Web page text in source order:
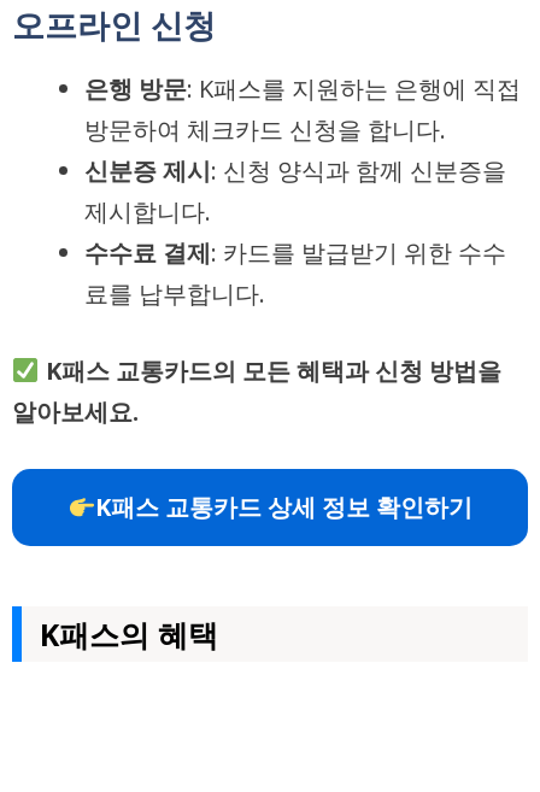
오프라인 신청
은행 방문: K패스를 지원하는 은행에 직접
방문하여 체크카드 신청을 합니다.
신분증 제시: 신청 양식과 함께 신분증을
제시합니다.
수수료 결제: 카드를 발급받기 위한 수수
료를 납부합니다.
K패스 교통카드의 모든 혜택과 신청 방법을
알아보세요.
K패스 교통카드 상세 정보 확인하기
K패스의 혜택